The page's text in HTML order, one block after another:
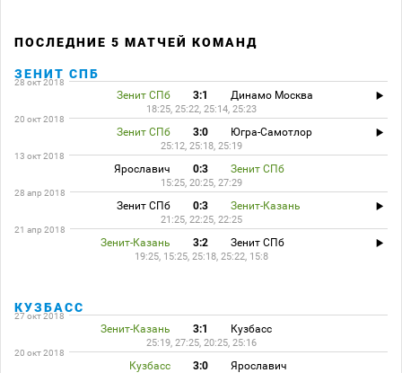
ПОСЛЕДНИЕ 5 МАТЧЕЙ КОМАНД
ЗЕНИТ СПБ
28 окт 2018
Зенит СПб 3:1 Динамо Москва
18:25, 25:22, 25:14, 25:23
20 окт 2018
Зенит СПб 3:0 Югра-Самотлор
25:12, 25:18, 25:19
13 окт 2018
Ярославич 0:3 Зенит СПб
15:25, 20:25, 27:29
28 апр 2018
Зенит СПб 0:3 Зенит-Казань
21:25, 22:25, 22:25
21 апр 2018
Зенит-Казань 3:2 Зенит СПб
19:25, 15:25, 25:18, 25:22, 15:8
КУЗБАСС
27 окт 2018
Зенит-Казань 3:1 Кузбасс
25:19, 27:25, 20:25, 25:16
20 окт 2018
Кузбасс 3:0 Ярославич